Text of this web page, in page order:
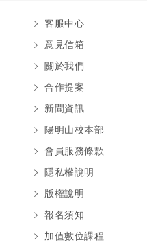
客服中心
意見信箱
關於我們
合作提案
新聞資訊
陽明山校本部
會員服務條款
隱私權說明
版權說明
報名須知
加值數位課程